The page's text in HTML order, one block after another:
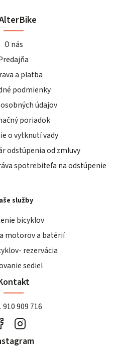
O nás
a platba
podmienky
údajov
poriadok
o vytknutí vady
odstúpenia od zmluvy
spotrebiteľa na odstúpenie
služby
bicyklov
motorov a batérií
rezervácia
sediel
910 909 716